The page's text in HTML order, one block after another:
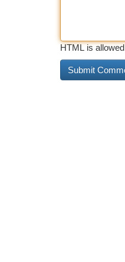
HTML is allowed